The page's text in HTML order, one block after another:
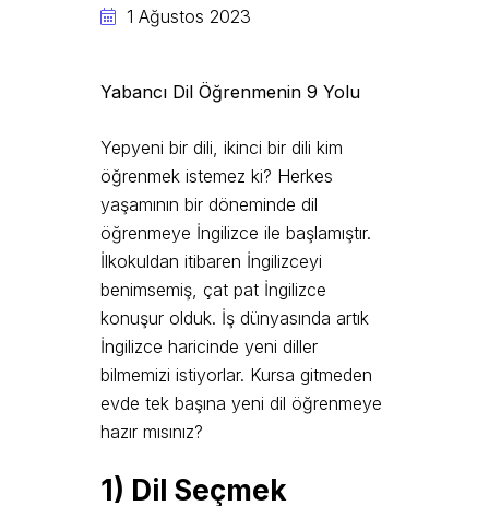
1 Ağustos 2023
Yabancı Dil Öğrenmenin 9 Yolu
Yepyeni bir dili, ikinci bir dili kim
öğrenmek istemez ki? Herkes
yaşamının bir döneminde dil
öğrenmeye İngilizce ile başlamıştır.
İlkokuldan itibaren İngilizceyi
benimsemiş, çat pat İngilizce
konuşur olduk. İş dünyasında artık
İngilizce haricinde yeni diller
bilmemizi istiyorlar. Kursa gitmeden
evde tek başına yeni dil öğrenmeye
hazır mısınız?
1) Dil Seçmek